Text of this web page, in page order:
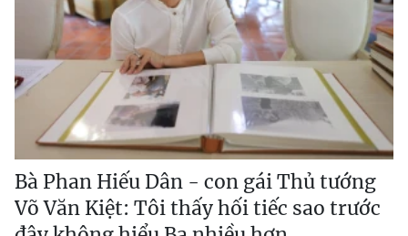
Bà Phan Hiếu Dân - con gái Thủ tướng
Võ Văn Kiệt: Tôi thấy hối tiếc sao trước